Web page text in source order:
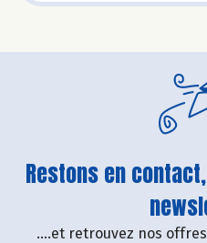
Restons en
....et retrouvez nos